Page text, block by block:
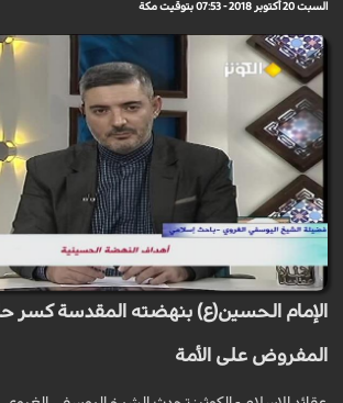
السبت 20 أكتوبر 2018 - 07:53 بتوقيت مكة
الإمام الحسين(ع) بنهضته المقدسة كسر
المفروض على الأمة